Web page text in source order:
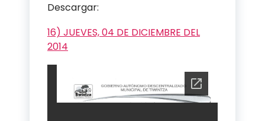
Descargar:
16) JUEVES, 04 DE DICIEMBRE DEL
2014